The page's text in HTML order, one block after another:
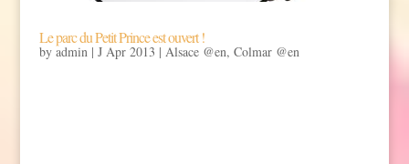
Le parc du Petit Prince est ouvert !
by admin| J Apr 2013 | Alsace @en, Colmar @en